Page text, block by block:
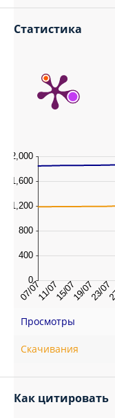
Статистика
Просмотры
Скачивания
Как цитировать